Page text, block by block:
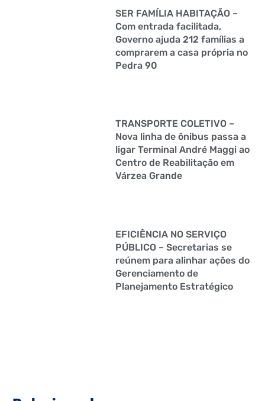
SER FAMÍLIA HABITAÇÃO –
Com entrada facilitada,
Governo ajuda 212 famílias a
comprarem a casa própria no
Pedra 90
TRANSPORTE COLETIVO –
Nova linha de ônibus passa a
ligar Terminal André Maggi ao
Centro de Reabilitação em
Várzea Grande
EFICIÊNCIA NO SERVIÇO
PÚBLICO – Secretarias se
reúnem para alinhar ações do
Gerenciamento de
Planejamento Estratégico